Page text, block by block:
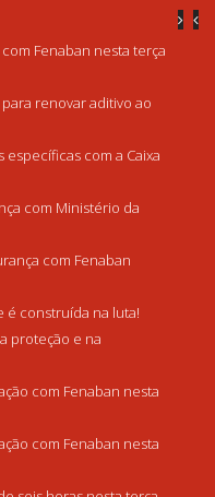
Fenaban nesta terça
renovar aditivo ao
com a Caixa
com Ministério da
com Fenaban
é construída na luta!
proteção e na
com Fenaban nesta
com Fenaban nesta